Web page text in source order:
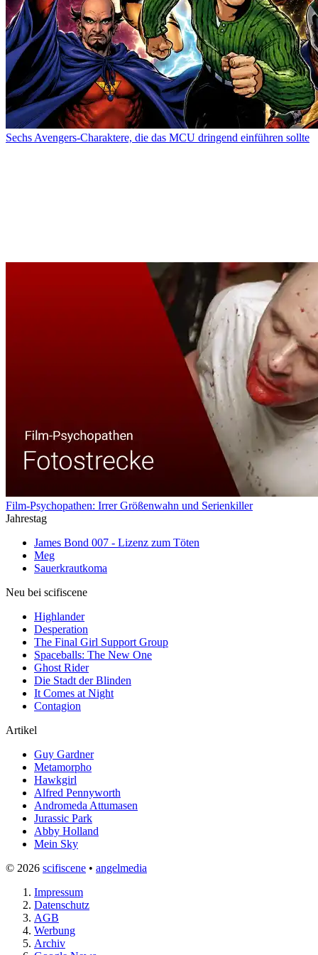
Sechs Avengers-Charaktere, die das MCU dringend einführen sollte
Film-Psychopathen: Irrer Größenwahn und Serienkiller
Jahrestag
James Bond 007 - Lizenz zum Töten
Meg
Sauerkrautkoma
Neu bei scifiscene
Highlander
Desperation
The Final Girl Support Group
Spaceballs: The New One
Ghost Rider
Die Stadt der Blinden
It Comes at Night
Contagion
Artikel
Guy Gardner
Metamorpho
Hawkgirl
Alfred Pennyworth
Andromeda Attumasen
Jurassic Park
Abby Holland
Mein Sky
© 2026 scifiscene • angelmedia
Impressum
Datenschutz
AGB
Werbung
Archiv